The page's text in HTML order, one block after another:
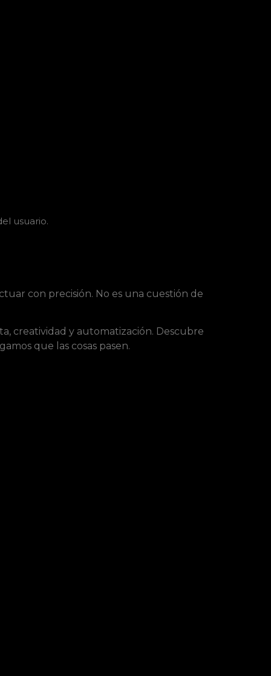
usuario.
con precisión. No es una cuestión de
creatividad y automatización. Descubre
que las cosas pasen.